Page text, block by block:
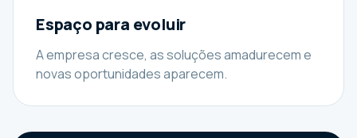
Espaço para evoluir
A empresa cresce, as soluções amadurecem e
novas oportunidades aparecem.